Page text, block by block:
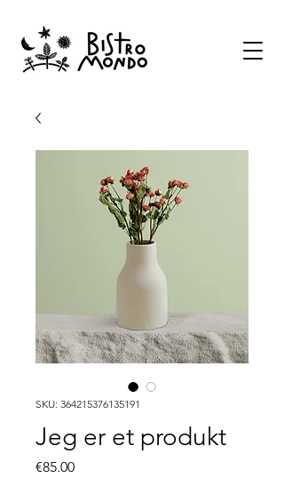
SKU: 364215376135191
Jeg er et produkt
€85.00Price